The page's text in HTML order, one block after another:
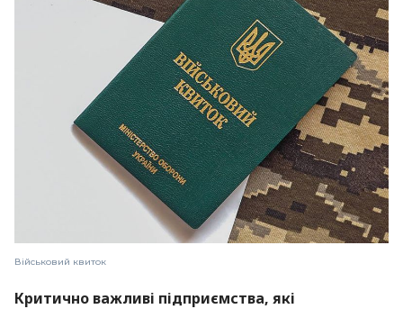
Військовий квиток
Критично важливі підприємства, які